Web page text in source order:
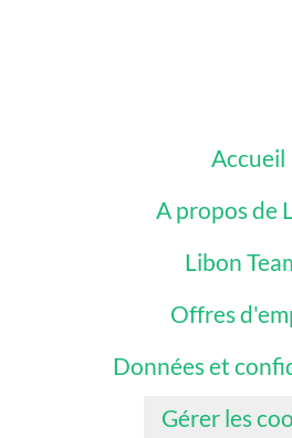
Accueil
A propos de
Libon
Offres
Données et
Gérer les